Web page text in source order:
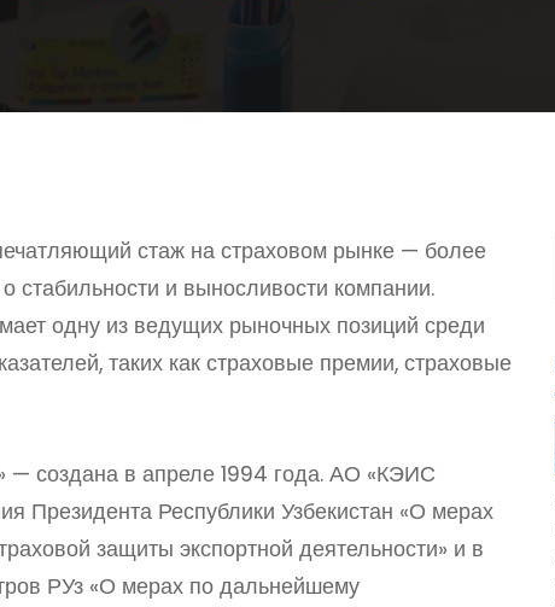
стаж на страховом рынке — более
стабильности и выносливости компании.
одну из ведущих рыночных позиций среди
таких как страховые премии, страховые
— создана в апреле 1994 года. АО «КЭИС
Президента Республики Узбекистан «О мерах
защиты экспортной деятельности» и в
РУз «О мерах по дальнейшему